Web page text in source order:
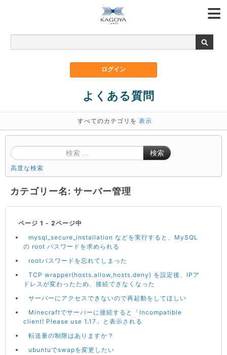
よくある質問
すべてのカテゴリを 表示
検索
高度な検索
カテゴリー名: サーバー管理
ページ 1 - 2ページ中
mysql_secure_installation などを実行すると、MySQL
の root パスワードを求められる
rootパスワードを忘れてしまった
TCP wrapper(hosts.allow,hosts.deny) を設定後、IPア
ドレスが変わったため、接続できなくなった
サーバーにアクセスできないので再起動をしてほしい
Minecraftでサーバーに接続すると「Incompatible
client! Please use 1.17」と表示される
転送量の制限はありますか？
ubuntuでswapを変更したい